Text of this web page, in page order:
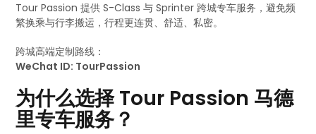
Tour Passion 提供 S-Class 与 Sprinter 跨城专车服务，避免频
繁换乘与行李搬运，行程更连贯、舒适、私密。
跨城高端定制路线：
WeChat ID: TourPassion
为什么选择 Tour Passion 马德
里专车服务？